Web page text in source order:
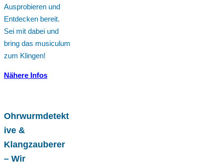
Ausprobieren und
Entdecken bereit.
Sei mit dabei und
bring das musiculum
zum Klingen!
Nähere Infos
Ohrwurmdetekt
ive &
Klangzauberer
– Wir